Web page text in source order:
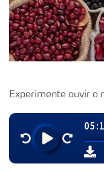
Experimente ouvir o